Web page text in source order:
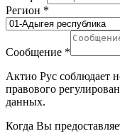
Регион *
Сообщение *
Актио Рус соблюдает
правового
данных.
Когда Вы